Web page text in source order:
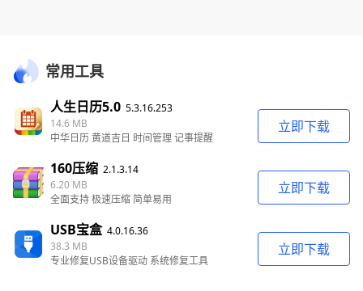
常用工具
人生日历5.0 5.3.16.253
14.6 MB
中华日历 黄道吉日 时间管理 记事提醒
立即下载
160压缩 2.1.3.14
6.20 MB
全面支持 极速压缩 简单易用
立即下载
USB宝盒4.0.16.36
38.3 MB
专业修复USB设备驱动 系统修复工具
立即下载